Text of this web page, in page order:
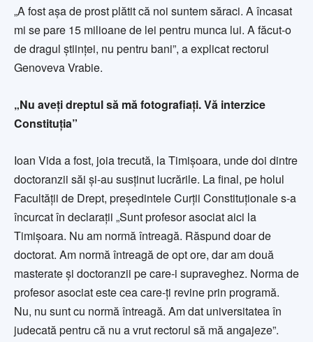
„A fost aşa de prost plătit că noi suntem săraci. A încasat
mi se pare 15 milioane de lei pentru munca lui. A făcut-o
de dragul ştiinţei, nu pentru bani”, a explicat rectorul
Genoveva Vrabie.
„Nu aveţi dreptul să mă fotografiaţi. Vă interzice
Constituţia”
Ioan Vida a fost, joia trecută, la Timişoara, unde doi dintre
doctoranzii săi şi-au susţinut lucrările. La final, pe holul
Facultăţii de Drept, preşedintele Curţii Constituţionale s-a
încurcat în declaraţii „Sunt profesor asociat aici la
Timişoara. Nu am normă întreagă. Răspund doar de
doctorat. Am normă întreagă de opt ore, dar am două
masterate şi doctoranzii pe care-i supraveghez. Norma de
profesor asociat este cea care-ţi revine prin programă.
Nu, nu sunt cu normă întreagă. Am dat universitatea în
judecată pentru că nu a vrut rectorul să mă angajeze”.